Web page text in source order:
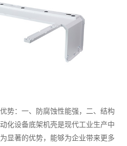
势：一、防腐蚀性能强，二、结构
化设备底架机壳是现代工业生产中
显著的优势，能够为企业带来更多